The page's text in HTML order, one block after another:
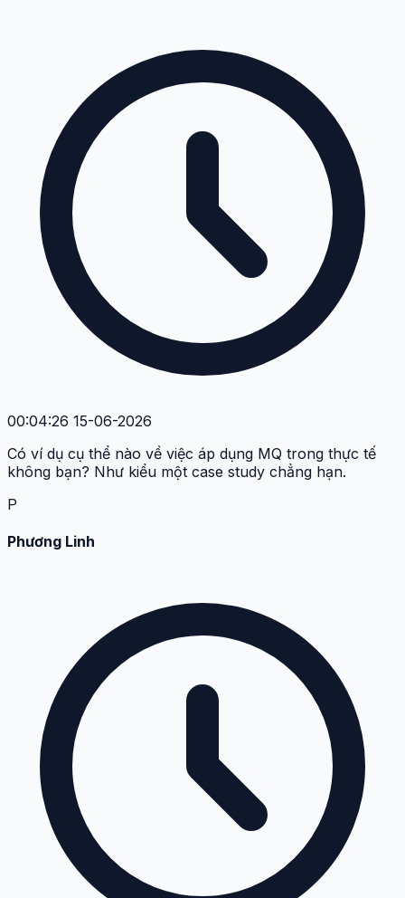
00:04:26 15-06-2026
Có ví dụ cụ thể nào về việc áp dụng MQ trong thực tế
không bạn? Như kiểu một case study chẳng hạn.
P
Phương Linh